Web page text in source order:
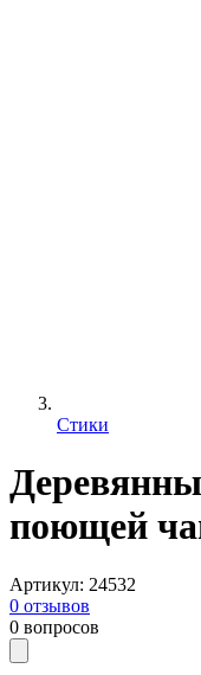
Стики
поющей
Артикул: 24532
0 отзывов
0 вопросов